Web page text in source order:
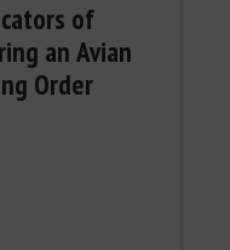
of
an Avian
Order